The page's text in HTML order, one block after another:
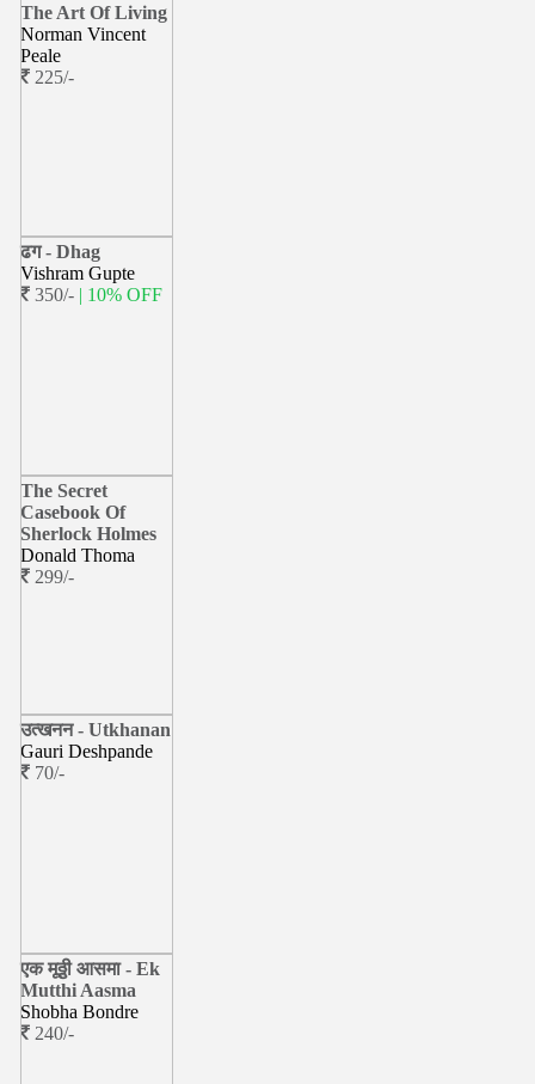
The Art Of Living
Norman Vincent
Peale
225/-
ढग - Dhag
Vishram Gupte
350/- | 10% OFF
The Secret
Casebook Of
Sherlock Holmes
Donald Thoma
299/-
उत्खनन - Utkhanan
Gauri Deshpande
70/-
एक मूठ्ठी आसमा - Ek
Mutthi Aasma
Shobha Bondre
240/-